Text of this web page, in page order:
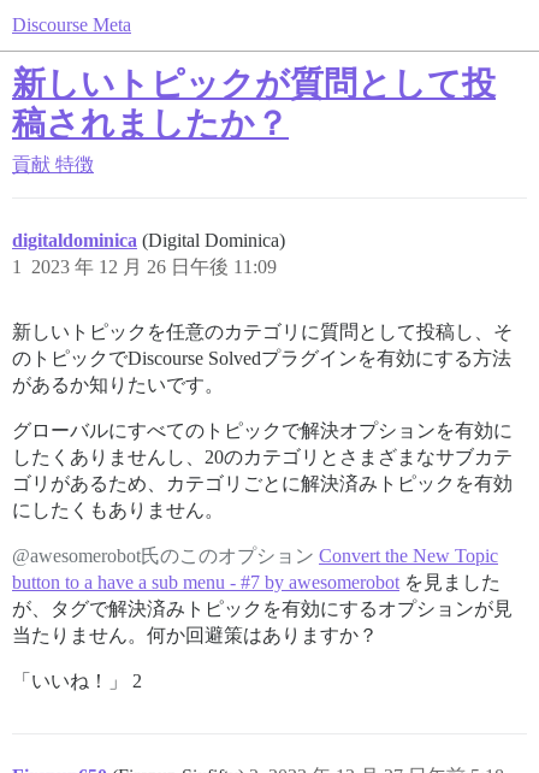
Discourse Meta
新しいトピックが質問として投
稿されましたか？
貢献 特徴
digitaldominica (Digital Dominica)
2023 年 12 月 26 日午後 11:09
1
新しいトピックを任意のカテゴリに質問として投稿し、そ
のトピックでDiscourse Solvedプラグインを有効にする方法
があるか知りたいです。
グローバルにすべてのトピックで解決オプションを有効に
したくありませんし、20のカテゴリとさまざまなサブカテ
ゴリがあるため、カテゴリごとに解決済みトピックを有効
にしたくもありません。
@awesomerobot氏のこのオプション Convert the New Topic
button to a have a sub menu - #7 by awesomerobot を見ました
が、タグで解決済みトピックを有効にするオプションが見
当たりません。何か回避策はありますか？
「いいね！」 2